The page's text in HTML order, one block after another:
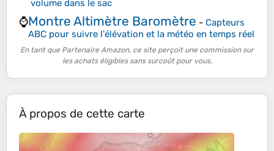
volume dans le sac
⌚Montre Altimètre Baromètre - Capteurs
ABC pour suivre l'élévation et la météo en temps réel
En tant que Partenaire Amazon, ce site perçoit une commission sur
les achats éligibles sans surcoût pour vous.
À propos de cette carte